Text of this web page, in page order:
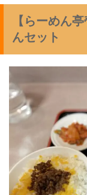
【らーめん
んセット